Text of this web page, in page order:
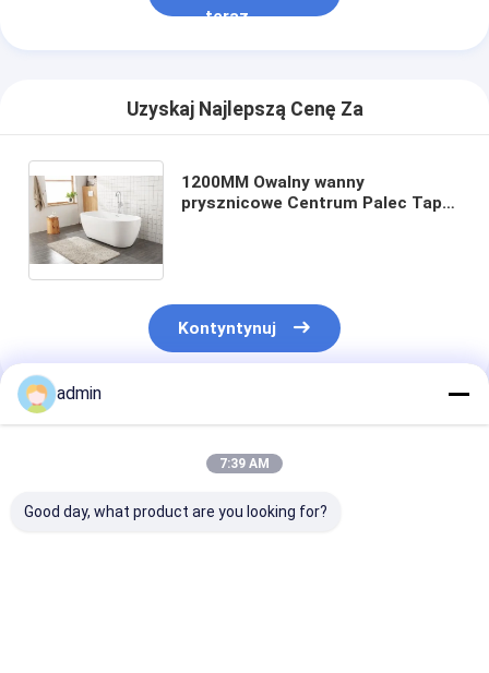
teraz
Uzyskaj Najlepszą Cenę Za
1200MM Owalny wanny
prysznicowe Centrum Palec Tap
Kontyntynuj
Polecane Produkty
admin
7:39 AM
Good day, what product are you looking for?